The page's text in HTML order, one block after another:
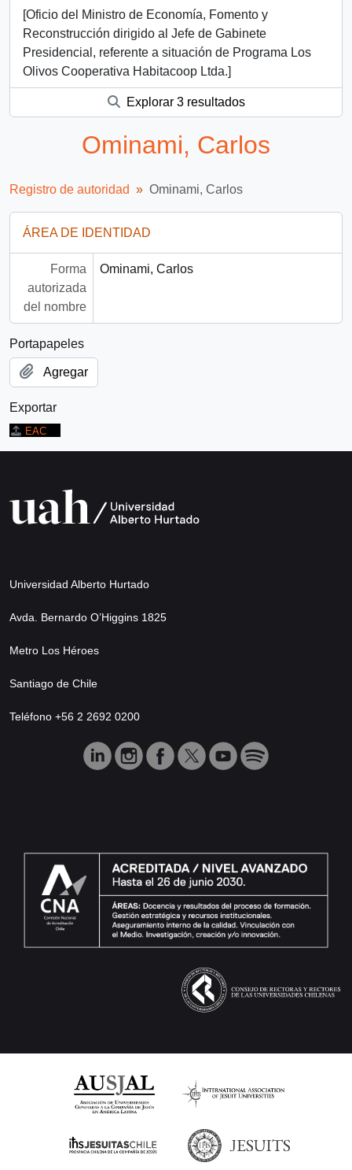
[Oficio del Ministro de Economía, Fomento y
Reconstrucción dirigido al Jefe de Gabinete
Presidencial, referente a situación de Programa Los
Olivos Cooperativa Habitacoop Ltda.]
Explorar 3 resultados
Ominami, Carlos
Registro de autoridad Ominami, Carlos
ÁREA DE IDENTIDAD
Forma
autorizada
del nombre
Ominami, Carlos
Portapapeles
Agregar
Exportar
EAC
Universidad Alberto Hurtado
Avda. Bernardo O’Higgins 1825
Metro Los Héroes
Santiago de Chile
Teléfono +56 2 2692 0200